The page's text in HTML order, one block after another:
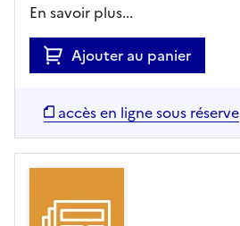
En savoir plus...
Ajouter au panier
accès en ligne sous réserve